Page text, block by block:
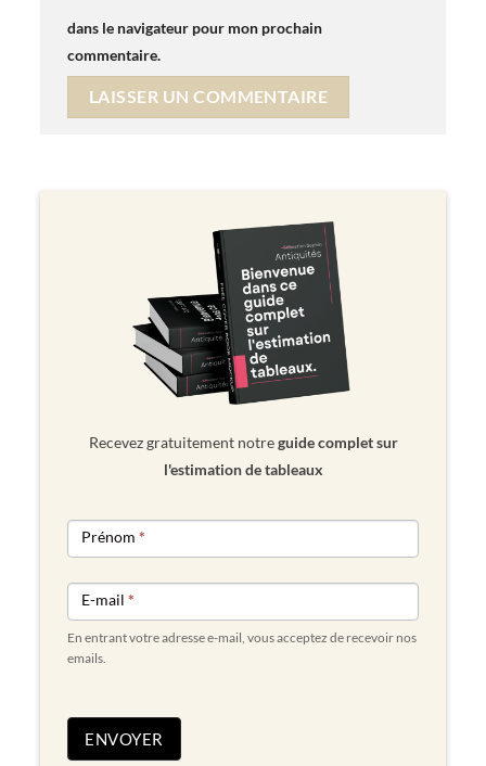
dans le navigateur pour mon prochain
commentaire.
Recevez gratuitement notreguide complet sur
l'estimation de tableaux
NEWSLETTER
FORM
Prénom*
E-mail*
En entrant votre adresse e-mail, vous acceptez de recevoir nos
emails.
ENVOYER